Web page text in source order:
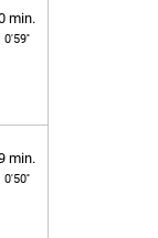
min.
0'59''
min.
0'50''